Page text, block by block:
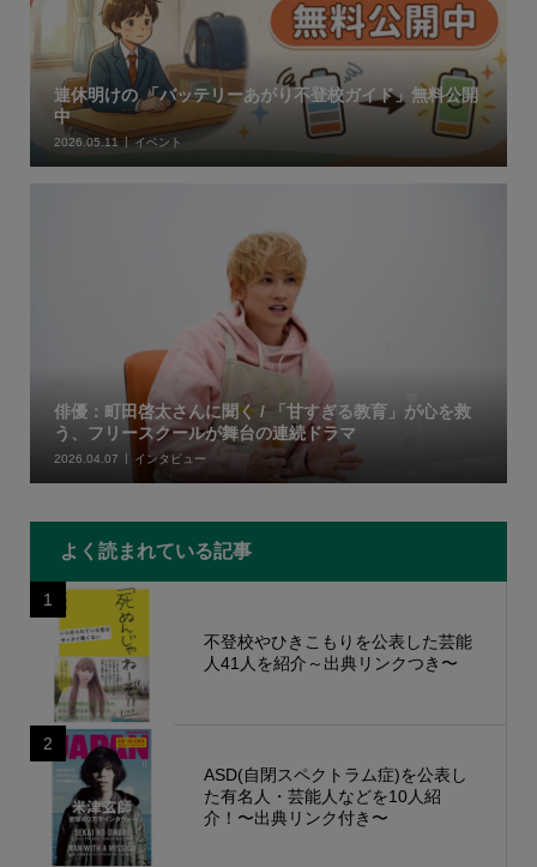
連休明けの 「バッテリーあがり不登校ガイド」無料公開
中
2026.05.11 イベント
俳優：町田啓太さんに聞く / 「甘すぎる教育」が心を救
う、フリースクールが舞台の連続ドラマ
2026.04.07 インタビュー
よく読まれている記事
1
不登校やひきこもりを公表した芸能
人41人を紹介～出典リンクつき〜
2
ASD(自閉スペクトラム症)を公表し
た有名人・芸能人などを10人紹
介！〜出典リンク付き〜